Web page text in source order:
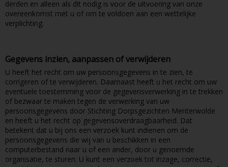
derden en alleen als dit nodig is voor de uitvoering van onze
overeenkomst met u of om te voldoen aan een wettelijke
verplichting.
Gegevens inzien, aanpassen of verwijderen
U heeft het recht om uw persoonsgegevens in te zien, te
corrigeren of te verwijderen. Daarnaast heeft u het recht om uw
eventuele toestemming voor de gegevensverwerking in te trekken
of bezwaar te maken tegen de verwerking van uw
persoonsgegevens door Stichting Dorpsgezichten Menterwolde
en heeft u het recht op gegevensoverdraagbaarheid. Dat
betekent dat u bij ons een verzoek kunt indienen om de
persoonsgegevens die wij van u beschikken in een
computerbestand naar u of een ander, door u genoemde
organisatie, te sturen. U kunt een verzoek tot inzage, correctie,